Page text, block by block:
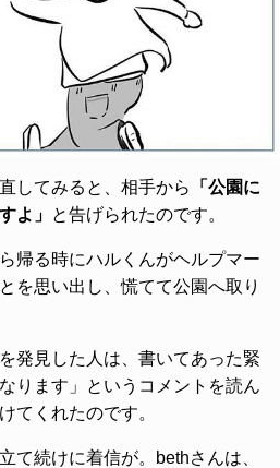
してみると、相手から
「公園に
よ」 と告げられたのです。
帰る時にハルくんがヘルプマー
を思い出し、慌てて公園へ取り
発見した人は、書いてあった緊
ります」というコメントを読ん
てくれたのです。
て続けに着信が。bethさんは、